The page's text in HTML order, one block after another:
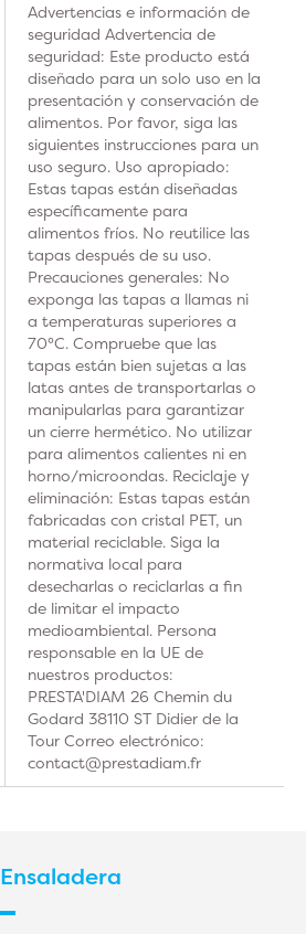
Advertencias e información de
seguridad Advertencia de
seguridad: Este producto está
diseñado para un solo uso en la
presentación y conservación de
alimentos. Por favor, siga las
siguientes instrucciones para un
uso seguro. Uso apropiado:
Estas tapas están diseñadas
específicamente para
alimentos fríos. No reutilice las
tapas después de su uso.
Precauciones generales: No
exponga las tapas a llamas ni
a temperaturas superiores a
70°C. Compruebe que las
tapas están bien sujetas a las
latas antes de transportarlas o
manipularlas para garantizar
un cierre hermético. No utilizar
para alimentos calientes ni en
horno/microondas. Reciclaje y
eliminación: Estas tapas están
fabricadas con cristal PET, un
material reciclable. Siga la
normativa local para
desecharlas o reciclarlas a fin
de limitar el impacto
medioambiental. Persona
responsable en la UE de
nuestros productos:
PRESTA'DIAM 26 Chemin du
Godard 38110 ST Didier de la
Tour Correo electrónico:
contact@prestadiam.fr
Ensaladera